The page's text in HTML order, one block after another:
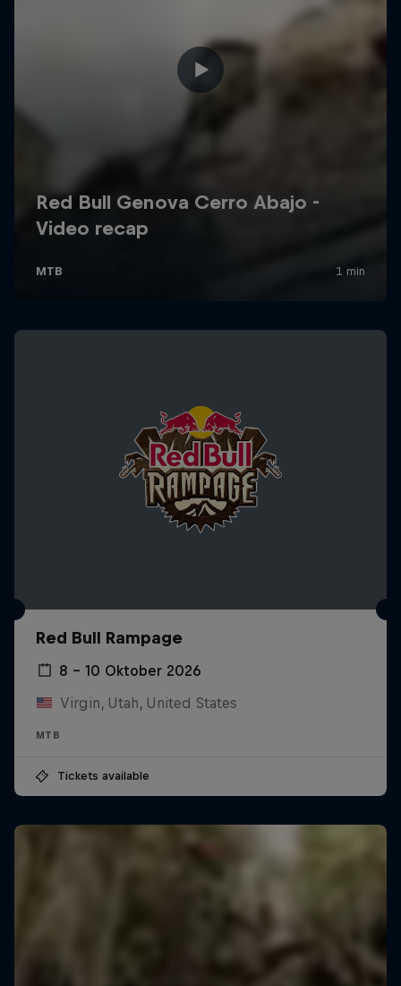
Red Bull Rampage
8 – 10 Oktober 2026
Virgin, Utah, United States
MTB
Tickets available